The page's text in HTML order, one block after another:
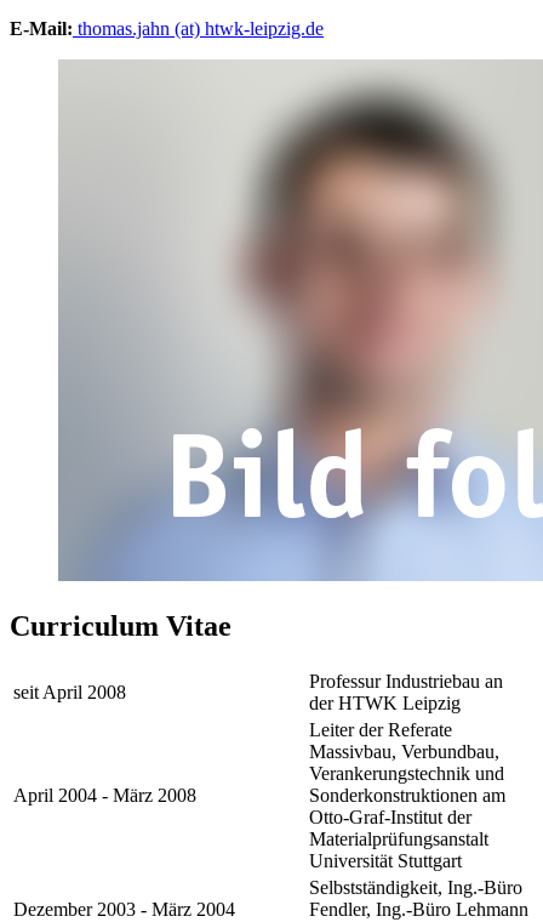
E-Mail: thomas.jahn (at) htwk-leipzig.de
Curriculum Vitae
seit April 2008
Professur Industriebau an
der HTWK Leipzig
April 2004 - März 2008
Leiter der Referate
Massivbau, Verbundbau,
Verankerungstechnik und
Sonderkonstruktionen am
Otto-Graf-Institut der
Materialprüfungsanstalt
Universität Stuttgart
Dezember 2003 - März 2004
Selbstständigkeit, Ing.-Büro
Fendler, Ing.-Büro Lehmann